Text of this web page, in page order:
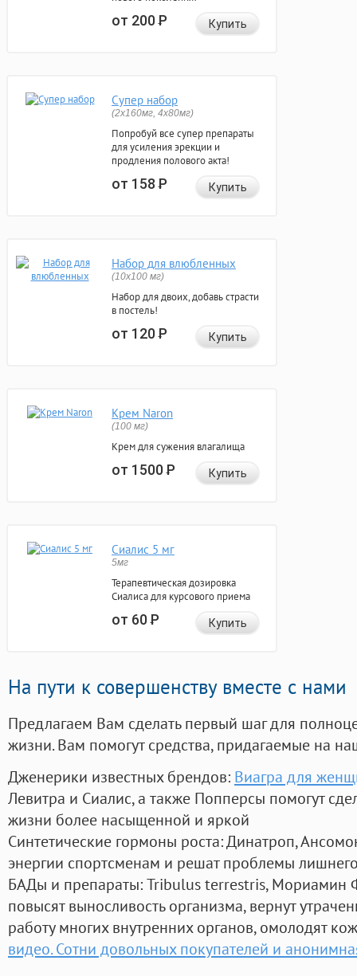
от 200Р Купить
Супер набор
(2х160мг, 4х80мг)
Попробуй все супер препараты
для усиления эрекции и
продления полового акта!
от 158Р Купить
Набор для влюбленных
(10х100 мг)
Набор для двоих, добавь страсти
в постель!
от 120Р Купить
Крем Naron
(100 мг)
Крем для сужения влагалища
от 1500Р Купить
Сиалис 5 мг
5мг
Терапевтическая дозировка
Сиалиса для курсового приема
от 60Р Купить
На пути к совершенству вместе с нами
Предлагаем Вам сделать первый шаг для
жизни. Вам помогут средства, придагаемые на
Дженерики известных брендов: Виагра для
Левитра и Сиалис, а также Попперсы помогут
жизни более насыщенной и яркой
Синтетические гормоны роста: Динатроп,
энергии спортсменам и решат проблемы
БАДы и препараты:Tribulus terrestris, Мориамин
повысят выносливость организма, вернут
работу многих внутренних органов, омолодят
видео. Сотни довольных покупателей и